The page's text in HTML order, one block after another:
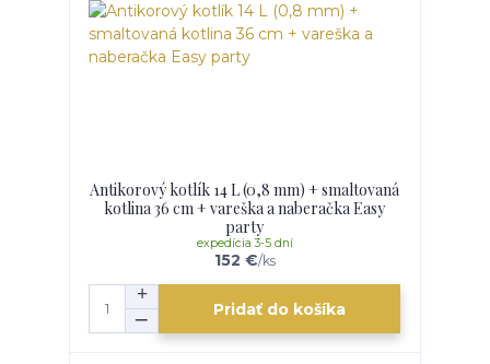
Antikorový kotlík 14 L (0,8 mm) + smaltovaná
kotlina 36 cm + vareška a naberačka Easy
party
152 €/ks
expedícia 3-5 dní
Pridať do košíka